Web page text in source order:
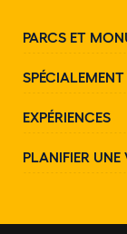
PARCS ET
EXPÉRIENCES
PLANIFIER UNE